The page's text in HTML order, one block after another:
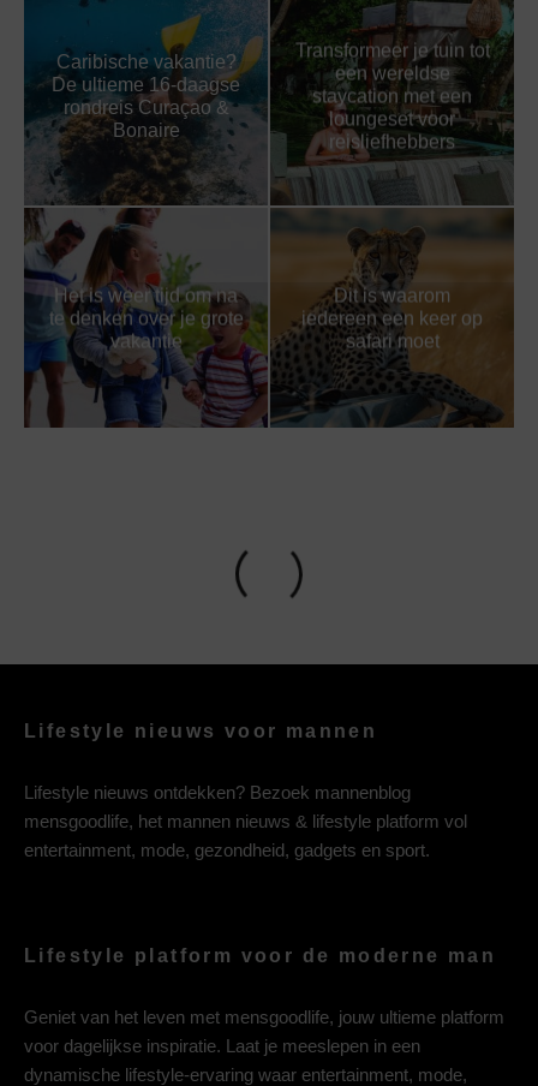
Caribische vakantie?
De ultieme 16-daagse
rondreis Curaçao &
Bonaire
Transformeer je tuin tot
een wereldse
staycation met een
loungeset voor
reisliefhebbers
Het is weer tijd om na
te denken over je grote
vakantie
Dit is waarom
iedereen een keer op
safari moet
Lifestyle nieuws voor mannen
Lifestyle nieuws ontdekken? Bezoek mannenblog
mensgoodlife, het mannen nieuws & lifestyle platform vol
entertainment, mode, gezondheid, gadgets en sport.
Lifestyle platform voor de moderne man
Geniet van het leven met mensgoodlife, jouw ultieme platform
voor dagelijkse inspiratie. Laat je meeslepen in een
dynamische lifestyle-ervaring waar entertainment, mode,